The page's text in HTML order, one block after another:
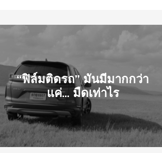
“ฟิล์มติดรถ” มันมีมากกว่า
แค่... มืดเท่าไร